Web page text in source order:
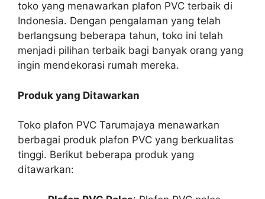
toko yang menawarkan plafon PVC terbaik di
Indonesia. Dengan pengalaman yang telah
berlangsung beberapa tahun, toko ini telah
menjadi pilihan terbaik bagi banyak orang yang
ingin mendekorasi rumah mereka.
Produk yang Ditawarkan
Toko plafon PVC Tarumajaya menawarkan
berbagai produk plafon PVC yang berkualitas
tinggi. Berikut beberapa produk yang
ditawarkan: